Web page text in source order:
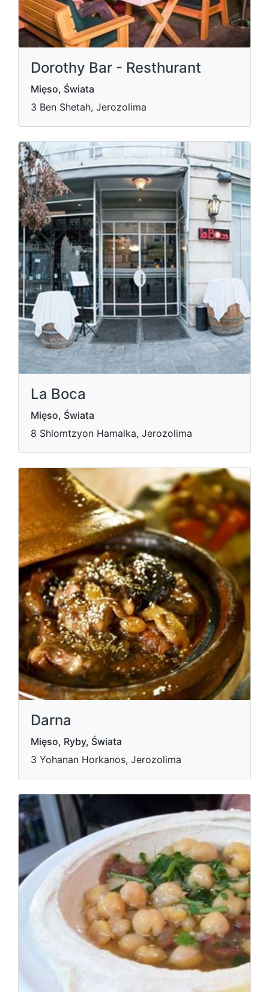
Dorothy Bar - Resthurant
Mięso, Świata
3 Ben Shetah, Jerozolima
La Boca
Mięso, Świata
8 Shlomtzyon Hamalka, Jerozolima
Darna
Mięso, Ryby, Świata
3 Yohanan Horkanos, Jerozolima